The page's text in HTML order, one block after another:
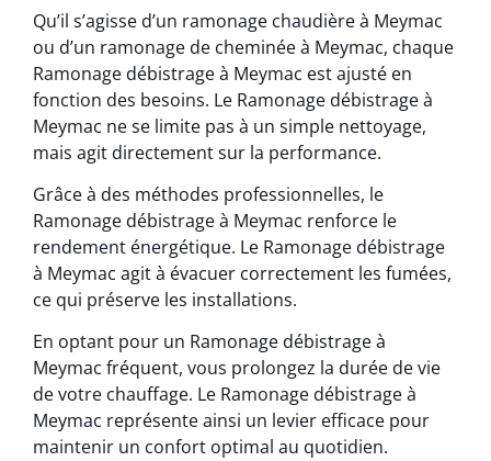
Qu’il s’agisse d’un ramonage chaudière à Meymac
ou d’un ramonage de cheminée à Meymac, chaque
Ramonage débistrage à Meymac est ajusté en
fonction des besoins. Le Ramonage débistrage à
Meymac ne se limite pas à un simple nettoyage,
mais agit directement sur la performance.
Grâce à des méthodes professionnelles, le
Ramonage débistrage à Meymac renforce le
rendement énergétique. Le Ramonage débistrage
à Meymac agit à évacuer correctement les fumées,
ce qui préserve les installations.
En optant pour un Ramonage débistrage à
Meymac fréquent, vous prolongez la durée de vie
de votre chauffage. Le Ramonage débistrage à
Meymac représente ainsi un levier efficace pour
maintenir un confort optimal au quotidien.